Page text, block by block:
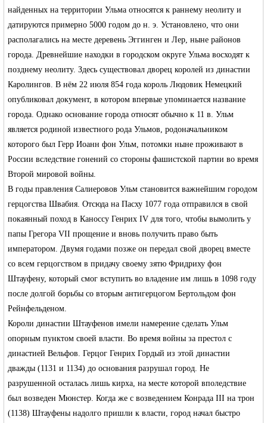
MEINLAND.
RU
найденных на территории Ульма относятся к раннему неолиту и
датируются примерно 5000 годом до н. э. Установлено, что они
располагались на месте деревень Эггинген и Лер, ныне районов
города. Древнейшие находки в городском округе Ульма восходят к
позднему неолиту. Здесь существовал дворец королей из династии
Каролингов. В нём 22 июля 854 года корольЛюдовик Немецкий
опубликовал документ, в котором впервые упоминается название
города. Однако основание города относят обычно к 11 в. Ульм
является родиной известного родаУльмов, родоначальником
которого былГерр Иоанн фон Ульм, потомки ныне проживают в
России вследствие гонений со стороны фашистской партии во время
Второй мировой войны.
В годы правленияСалиеровов Ульм становится важнейшим городом
герцогства Швабия. Отсюда на Пасху 1077 года отправился в свой
покаянный поход вКаноссу Генрих IV для того, чтобы вымолить у
папы Грегора VII прощение и вновь получить право быть
императором. Двумя годами позже он передал свой дворец вместе
со всем герцогством в придачу своему зятюФридриху фон
Штауфену, который смог вступить во владение им лишь в 1098 году
после долгой борьбы со вторымантигерцогом Бертольдом фон
Рейнфельденом.
Короли династииШтауфенов имели намерение сделать Ульм
опорным пунктом своей власти. Во время войны за престол с
династией Вельфов. ГерцогГенрих Гордый из этой династии
дважды (1131 и 1134) до основания разрушал город. Не
разрушенной осталась лишь кирха, на месте которой вполедствие
был возведен Мюнстер. Когда же с возведением Конрада III на трон
(1138) Штауфены надолго пришли к власти, город начал быстро